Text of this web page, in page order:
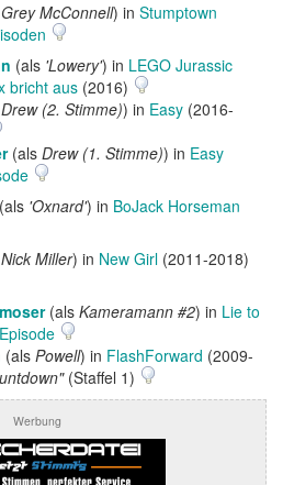
Grey McConnell) in Stumptown
(als 'Lowery') in LEGO Jurassic
bricht aus (2016)
Drew (2. Stimme)) in Easy (2016-
(als Drew (1. Stimme)) in Easy
(als 'Oxnard') in BoJack Horseman
Nick Miller) in New Girl (2011-2018)
(als Kameramann #2) in Lie to
(als Powell) in FlashForward (2009-
(Staffel 1)
Werbung